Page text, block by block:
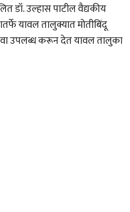
डॉ. उल्हास पाटील वैद्यकीय
यावल तालुक्यात मोतीबिंदू
उपलब्ध करून देत यावल तालुका